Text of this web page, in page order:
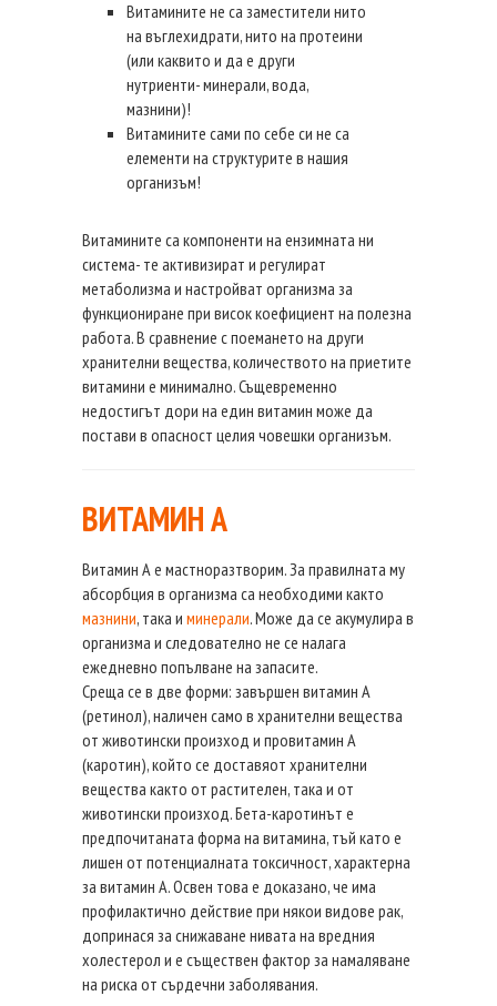
Витамините не са заместители нито
на въглехидрати, нито на протеини
(или каквито и да е други
нутриенти- минерали, вода,
мазнини)!
Витамините сами по себе си не са
елементи на структурите в нашия
организъм!
Витамините са компоненти на ензимната ни
система- те активизират и регулират
метаболизма и настройват организма за
функциониране при висок коефициент на полезна
работа. В сравнение с поемането на други
хранителни вещества, количеството на приетите
витамини е минимално. Същевременно
недостигът дори на един витамин може да
постави в опасност целия човешки организъм.
ВИТАМИН А
Витамин А е мастноразтворим. За правилната му
абсорбция в организма са необходими както
мазнини, така и минерали. Може да се акумулира в
организма и следователно не се налага
ежедневно попълване на запасите.
Среща се в две форми: завършен витамин А
(ретинол), наличен само в хранителни вещества
от животински произход и провитамин А
(каротин), който се доставяот хранителни
вещества както от растителен, така и от
животински произход. Бета-каротинът е
предпочитаната форма на витамина, тъй като е
лишен от потенциалната токсичност, характерна
за витамин А. Освен това е доказано, че има
профилактично действие при някои видове рак,
допринася за снижаване нивата на вредния
холестерол и е съществен фактор за намаляване
на риска от сърдечни заболявания.